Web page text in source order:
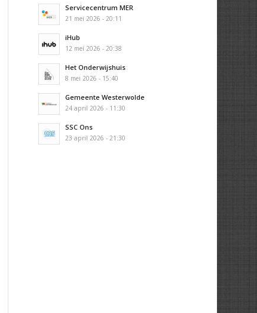
Servicecentrum MER
21 mei 2026 - 20:11
iHub
12 mei 2026 - 20:38
Het Onderwijshuis
8 mei 2026 - 15:40
Gemeente Westerwolde
24 april 2026 - 11:30
SSC Ons
23 april 2026 - 21:30